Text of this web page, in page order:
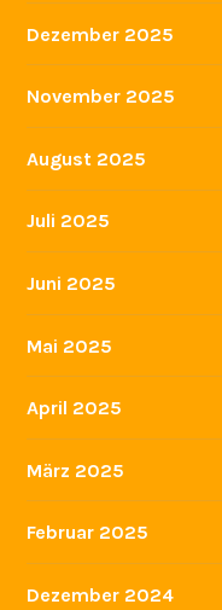
Dezember 2025
November 2025
August 2025
Juli 2025
Juni 2025
Mai 2025
April 2025
März 2025
Februar 2025
Dezember 2024